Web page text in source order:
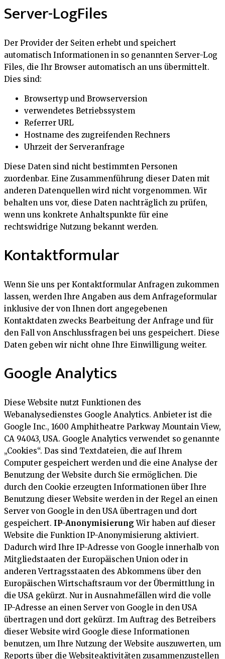
Server-LogFiles
Der Provider der Seiten erhebt und speichert
automatisch Informationen in so genannten Server-Log
Files, die Ihr Browser automatisch an uns übermittelt.
Dies sind:
Browsertyp und Browserversion
verwendetes Betriebssystem
Referrer URL
Hostname des zugreifenden Rechners
Uhrzeit der Serveranfrage
Diese Daten sind nicht bestimmten Personen
zuordenbar. Eine Zusammenführung dieser Daten mit
anderen Datenquellen wird nicht vorgenommen. Wir
behalten uns vor, diese Daten nachträglich zu prüfen,
wenn uns konkrete Anhaltspunkte für eine
rechtswidrige Nutzung bekannt werden.
Kontaktformular
Wenn Sie uns per Kontaktformular Anfragen zukommen
lassen, werden Ihre Angaben aus dem Anfrageformular
inklusive der von Ihnen dort angegebenen
Kontaktdaten zwecks Bearbeitung der Anfrage und für
den Fall von Anschlussfragen bei uns gespeichert. Diese
Daten geben wir nicht ohne Ihre Einwilligung weiter.
Google Analytics
Diese Website nutzt Funktionen des
Webanalysedienstes Google Analytics. Anbieter ist die
Google Inc., 1600 Amphitheatre Parkway Mountain View,
CA 94043, USA. Google Analytics verwendet so genannte
„Cookies“. Das sind Textdateien, die auf Ihrem
Computer gespeichert werden und die eine Analyse der
Benutzung der Website durch Sie ermöglichen. Die
durch den Cookie erzeugten Informationen über Ihre
Benutzung dieser Website werden in der Regel an einen
Server von Google in den USA übertragen und dort
gespeichert. IP-Anonymisierung Wir haben auf dieser
Website die Funktion IP-Anonymisierung aktiviert.
Dadurch wird Ihre IP-Adresse von Google innerhalb von
Mitgliedstaaten der Europäischen Union oder in
anderen Vertragsstaaten des Abkommens über den
Europäischen Wirtschaftsraum vor der Übermittlung in
die USA gekürzt. Nur in Ausnahmefällen wird die volle
IP-Adresse an einen Server von Google in den USA
übertragen und dort gekürzt. Im Auftrag des Betreibers
dieser Website wird Google diese Informationen
benutzen, um Ihre Nutzung der Website auszuwerten, um
Reports über die Websiteaktivitäten zusammenzustellen